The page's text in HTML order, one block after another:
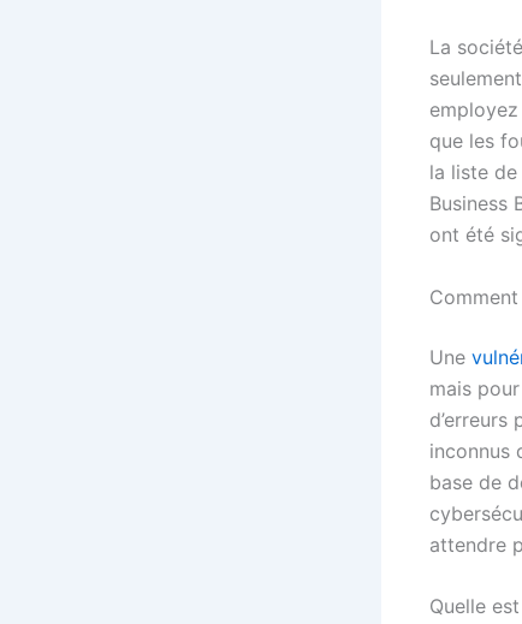
La
que les
la liste
Business
ont été
Une
mais
inconnus
base de
attendre
Quelle